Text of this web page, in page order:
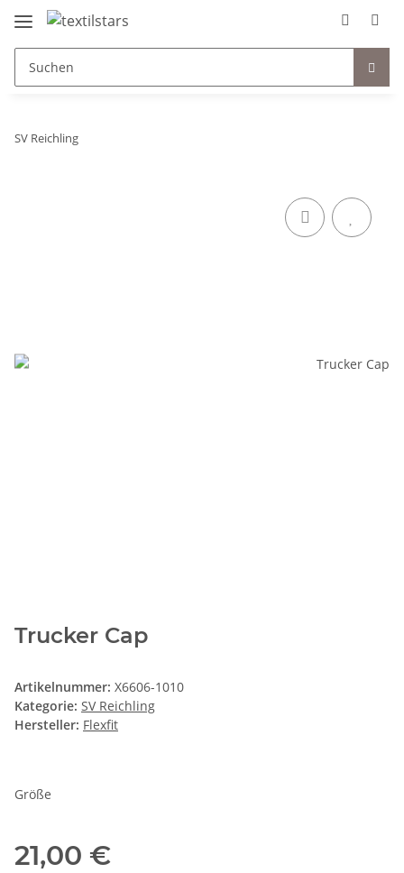
SV Reichling
Trucker Cap
Artikelnummer: X6606-1010
Kategorie: SV Reichling
Hersteller: Flexfit
Größe
21,00 €